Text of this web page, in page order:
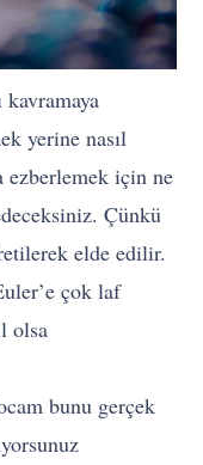
kavramaya
yerine nasıl
ezberlemek için ne
Çünkü
elde edilir.
çok laf
olsa
bunu gerçek